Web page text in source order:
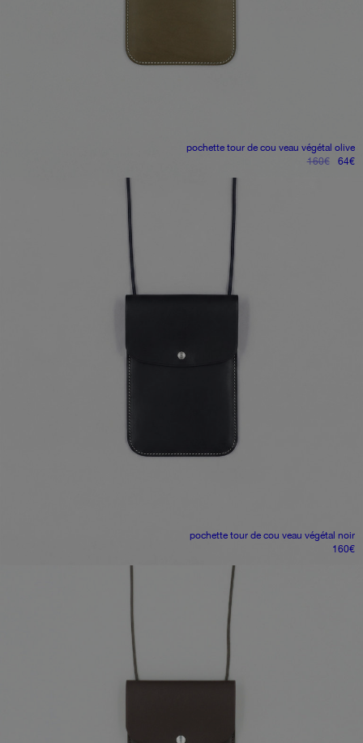
pochette tour de cou veau végétal olive
160€
le64€le
pochette tour de cou veau végétal noir
160€